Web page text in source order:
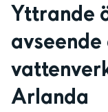
Yttrande
avseende
Arlanda